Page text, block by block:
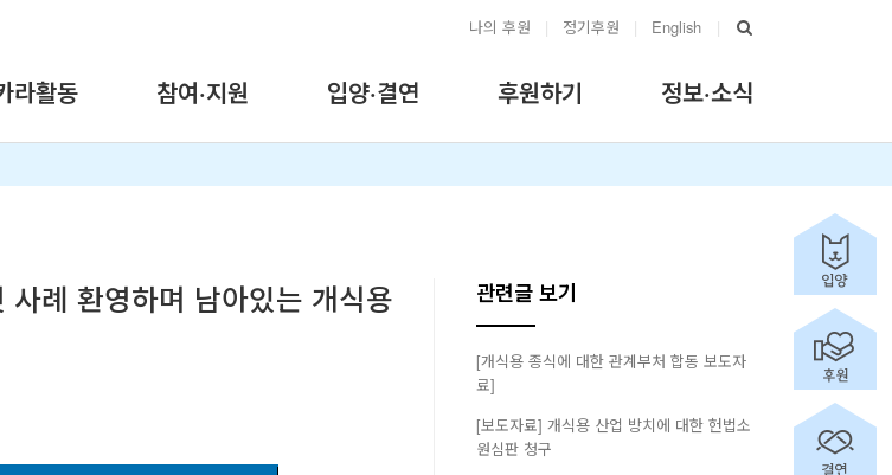
나의 후원 | 정기후원 | English |
라활동 참여·지원 입양·결연 후원하기 정보·소식
례 환영하며 남아있는 개식용
관련글 보기
[개식용 종식에 대한 관계부처 합동 보도자
료]
[보도자료] 개식용 산업 방치에 대한 헌법소
원심판 청구